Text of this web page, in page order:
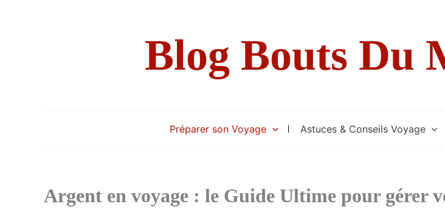
Blog Bouts Du
Préparer son Voyage Astuces & Conseils Voyage
Argent en voyage : le Guide Ultime pour gérer